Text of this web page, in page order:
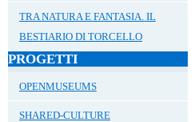
TRA NATURA E FANTASIA. IL
BESTIARIO DI TORCELLO
PROGETTI
OPENMUSEUMS
SHARED-CULTURE